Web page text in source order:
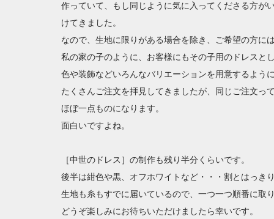
作っていて、もし同じように気に入ってくださる方が
けてきました。
なので、生地に限りがある場合を除き、ご希望の方に
私の家の子のように、お客様にもその子用のドレスと
色や装飾などいろんなバリエーションを用意するよう
たくさんご注文を拝見してきましたが、同じご注文っ
ほぼ一点ものになります。
面白いですよね。
［中世のドレス］の制作も残り半分くらいです。
後半は紺色や黒、オフホワイトなど・・・割とはっき
生地も糸もすでに届いているので、一つ一つ順番に取
どうぞ楽しみにお待ちいただけましたら幸いです。